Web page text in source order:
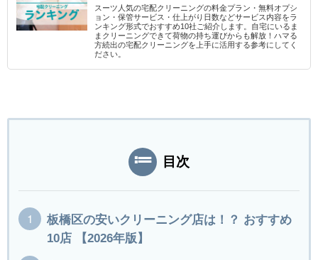
スーツ人気の宅配クリーニングの料金プラン・無料オプシ
ョン・保管サービス・仕上がり日数などサービス内容をラ
ンキング形式でおすすめ10社ご紹介します。自宅にいるま
まクリーニングできて荷物の持ち運びからも解放！ハマる
方続出の宅配クリーニングを上手に活用する参考にしてく
ださい。
目次
板橋区の安いクリーニング店は！？ おすすめ
10店 【2026年版】